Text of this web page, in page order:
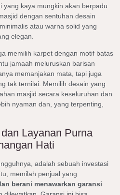
yang kaya mungkin akan berpadu
dengan sentuhan desain
atau warna solid yang
elegan.
memilih karpet dengan motif batas
jamaah meluruskan barisan
memanjakan mata, tapi juga
tak ternilai. Memilih desain yang
masjid secara keseluruhan dan
nyaman dan, yang terpenting,
Layanan Purna
Hati
adalah sebuah investasi
memilah penjual yang
berani menawarkan garansi